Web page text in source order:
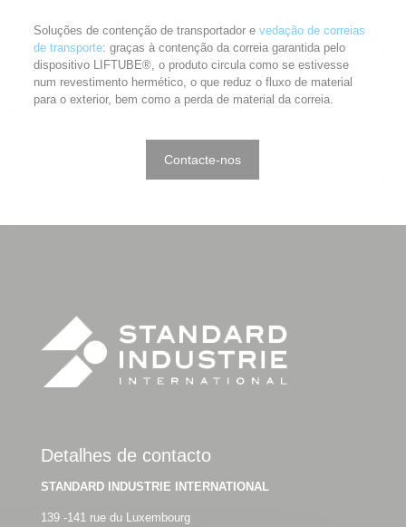
Soluções de contenção de transportador e vedação de correias
de transporte: graças à contenção da correia garantida pelo
dispositivo LIFTUBE®, o produto circula como se estivesse
num revestimento hermético, o que reduz o fluxo de material
para o exterior, bem como a perda de material da correia.
Contacte-nos
Detalhes de contacto
STANDARD INDUSTRIE INTERNATIONAL
139 -141 rue du Luxembourg